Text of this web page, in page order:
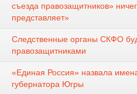
съезда правозащитников»
представляет»
Следственные органы СКФО
правозащитниками
«Единая Россия» назвала
губернатора Югры